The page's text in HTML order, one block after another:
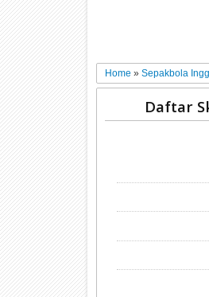
Home » Sepakbola
Daftar